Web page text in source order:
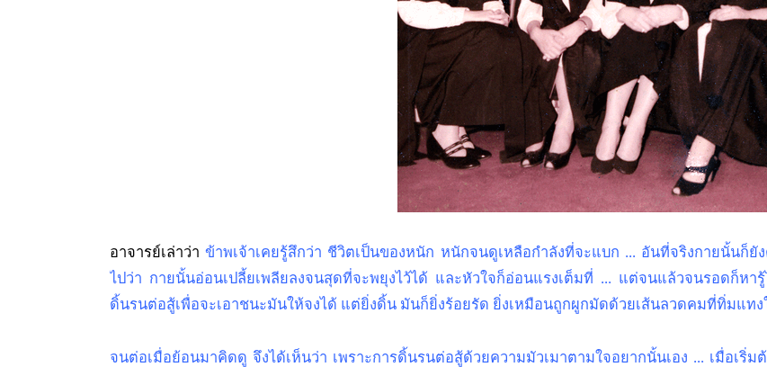
อาจารย์เล่าว่าข้าพเจ้าเคยรู้สึกว่า ชีวิตเป็นของหนัก หนักจนดูเหลือกำลังที่จะแบก ... อันที่จริงกายนั้นก็ยั
ไปว่า กายนั้นอ่อนเปลี้ยเพลียลงจนสุดที่จะพยุงไว้ได้ และหัวใจก็อ่อนแรงเต็มที่ ... แต่จนแล้วจนรอดก็ห
ดิ้นรนต่อสู้เพื่อจะเอาชนะมันให้จงได้ แต่ยิ่งดิ้น มันก็ยิ่งร้อยรัด ยิ่งเหมือนถูกผูกมัดด้วยเส้นลวดคมที่ทิ่มแท
จนต่อเมื่อย้อนมาคิดดู จึงได้เห็นว่า เพราะการดิ้นรนต่อสู้ด้วยความมัวเมาตามใจอยากนั้นเอง ... เมื่อเ